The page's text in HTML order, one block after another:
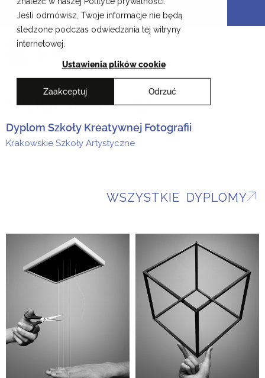
Jeśli odmówisz, Twoje informacje nie będą
śledzone podczas odwiedzania tej witryny
internetowej.
Ustawienia plików cookie
Zaakceptuj Odrzuć
Przejdź
treści
Krakowskie Szkoły Artystyczne
EN
Michał Smorowski
Dyplom Szkoły Kreatywnej Fotografii
Krakowskie Szkoły Artystyczne
WSZYSTKIE DYPLOMY